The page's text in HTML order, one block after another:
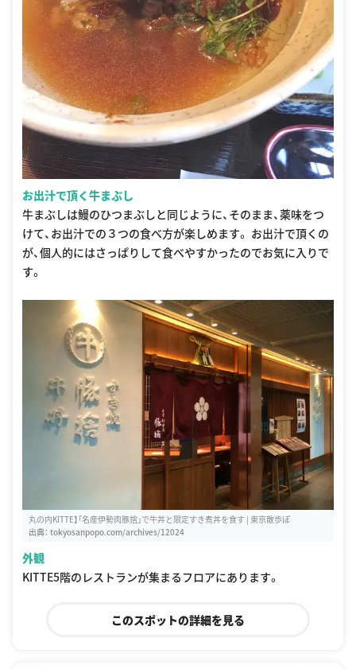
お出汁で頂く牛まぶし
牛まぶしは鰻のひつまぶしと同じように、そのまま、薬味をつ
けて、お出汁での３つの食べ方が楽しめます。 お出汁で頂くの
が、個人的にはさっぱりして食べやすかったのでお気に入りで
す。
丸の内KITTE】「名産伊勢肉豚捨」で牛丼と限定すき煮丼を食す | 東京散歩ぽ
出典： tokyosanpopo.com/archives/12024
外観
KITTE5階のレストランが集まるフロアにあります。
このスポットの詳細を見る